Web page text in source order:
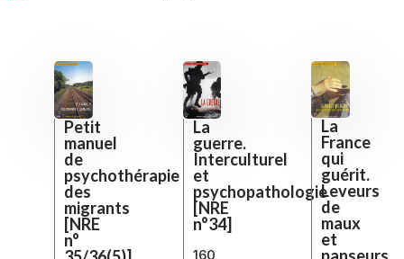
Petit
manuel
de
psychothérapie
des
migrants
[NRE
n°
La
guerre.
Interculturel
et
psychopathologie
[NRE
n°34]
160
La
France
qui
guérit.
Leveurs
de
maux
et